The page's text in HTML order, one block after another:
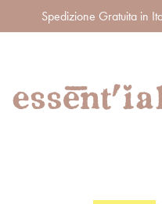
Spedizione Gratuita in